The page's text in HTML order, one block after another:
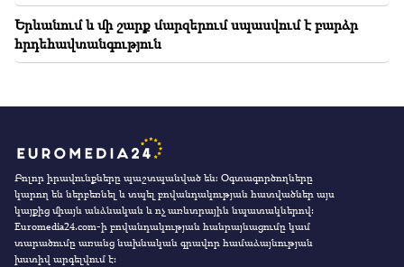
Երևանում և մի շարք մարզերում սպասվում է բարձր
հրդեհավտանգություն
Բոլոր իրավունքները պաշտպանված են։ Օգտագործողները
կարող են ներբեռնել և տպել բովանդակության հատվածներ այս
կայքից միայն անձնական և ոչ առևտրային նպատակներով:
Euromedia24.com-ի բովանդակության հանրայնացումը կամ
տարածումը առանց նախնական գրավոր համաձայնության
խստիվ արգելվում է: